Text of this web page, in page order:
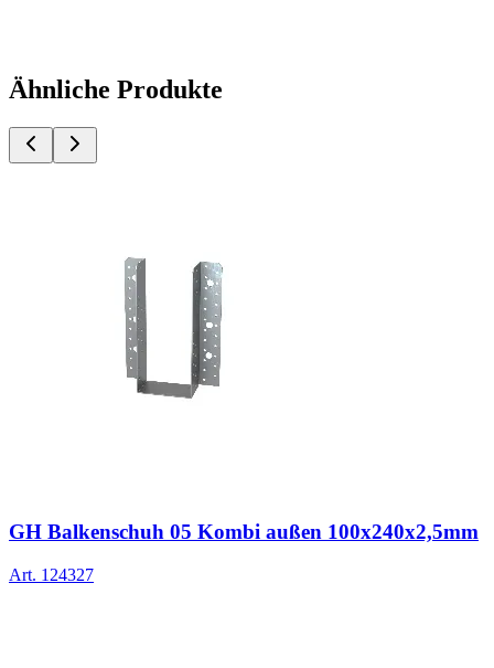
Ähnliche Produkte
GH Balkenschuh 05 Kombi außen 100x240x2,5mm
Art. 124327